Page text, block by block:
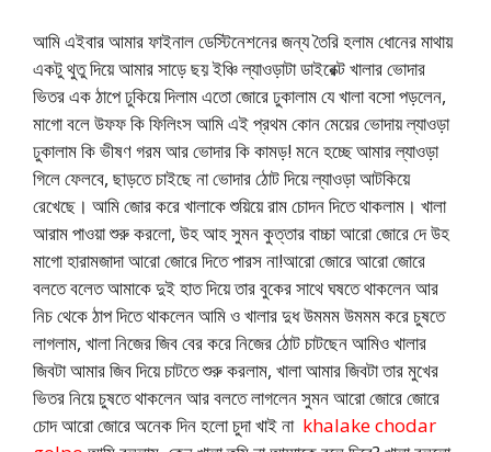
আমি এইবার আমার ফাইনাল ডেস্টিনেশনের জন্য তৈরি হলাম ধোনের মাথায়
একটু থুতু দিয়ে আমার সাড়ে ছয় ইঞ্চি ল্যাওড়াটা ডাইরেক্ট খালার ভোদার
ভিতর এক ঠাপে ঢুকিয়ে দিলাম এতো জোরে ঢুকালাম যে খালা বসো পড়লেন,
মাগো বলে উফফ কি ফিলিংস আমি এই প্রথম কোন মেয়ের ভোদায় ল্যাওড়া
ঢুকালাম কি ভীষণ গরম আর ভোদার কি কামড়! মনে হচ্ছে আমার ল্যাওড়া
গিলে ফেলবে, ছাড়তে চাইছে না ভোদার ঠোট দিয়ে ল্যাওড়া আটকিয়ে
রেখেছে। আমি জোর করে খালাকে শুয়িয়ে রাম চোদন দিতে থাকলাম। খালা
আরাম পাওয়া শুরু করলো, উহ আহ সুমন কুত্তার বাচ্চা আরো জোরে দে উহ
মাগো হারামজাদা আরো জোরে দিতে পারস না!আরো জোরে আরো জোরে
বলতে বলেত আমাকে দুই হাত দিয়ে তার বুকের সাথে ঘষতে থাকলেন আর
নিচ থেকে ঠাপ দিতে থাকলেন আমি ও খালার দুধ উমমম উমমম করে চুষতে
লাগলাম, খালা নিজের জিব বের করে নিজের ঠোট চাটছেন আমিও খালার
জিবটা আমার জিব দিয়ে চাটতে শুরু করলাম, খালা আমার জিবটা তার মুখের
ভিতর নিয়ে চুষতে থাকলেন আর বলতে লাগলেন সুমন আরো জোরে জোরে
চোদ আরো জোরে অনেক দিন হলো চুদা খাই না khalake chodar